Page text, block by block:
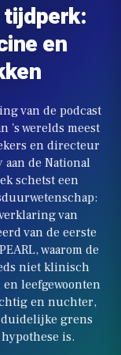
en
van de podcast
's werelds meest
en directeur
de National
schetst een
van
van de eerste
waarom de
niet klinisch
leefgewoonten
en nuchter,
grens
is.